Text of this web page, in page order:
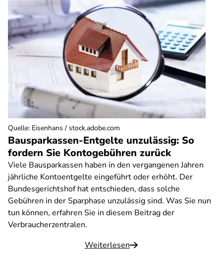
Bausparkassen-Entgelte unzulässig: So
fordern Sie Kontogebühren zurück
Viele Bausparkassen haben in den vergangenen Jahren
jährliche Kontoentgelte eingeführt oder erhöht. Der
Bundesgerichtshof hat entschieden, dass solche
Gebühren in der Sparphase unzulässig sind. Was Sie nun
tun können, erfahren Sie in diesem Beitrag der
Verbraucherzentralen.
Weiterlesen
Quelle: Eisenhans / stock.adobe.com